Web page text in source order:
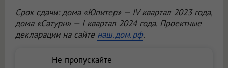
Срок сдачи: дома «Юпитер» — IV квартал 2023 года,
дома «Сатурн» — I квартал 2024 года. Проектные
декларации на сайте наш.дом.рф.
Не пропускайте